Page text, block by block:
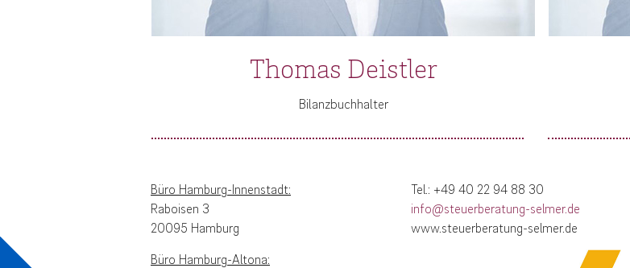
Thomas Deistler
Bilanzbuchhalter
Büro Hamburg-Innenstadt:
Raboisen 3
20095 Hamburg
Büro Hamburg-Altona:
Tel.: +49 40 22 94 88 30
info@steuerberatung-selmer.de
www.steuerberatung-selmer.de